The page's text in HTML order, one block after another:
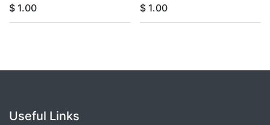
$ 1.00
$ 1.00
Useful Links